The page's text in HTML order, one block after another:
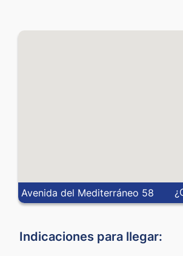
Avenida del Mediterráneo 58
Indicaciones para llegar: